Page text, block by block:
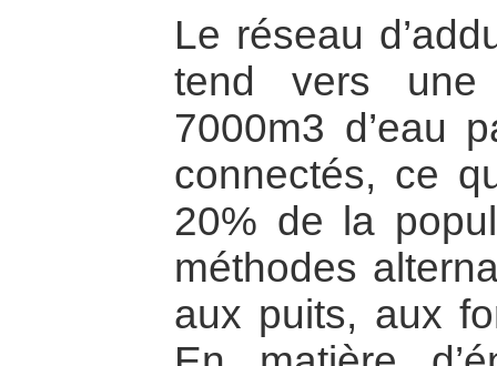
Le réseau
tend vers une
7000m3 d’eau
connectés, ce
20% de la
méthodes
aux puits, aux